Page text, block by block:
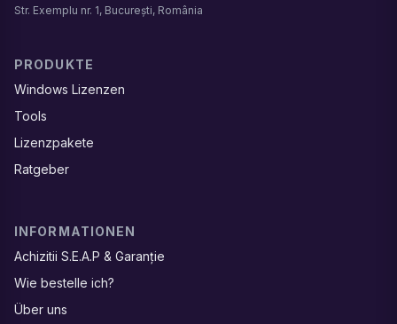
Str. Exemplu nr. 1, București, România
PRODUKTE
Windows Lizenzen
Tools
Lizenzpakete
Ratgeber
INFORMATIONEN
Achizitii S.E.A.P & Garanție
Wie bestelle ich?
Über uns